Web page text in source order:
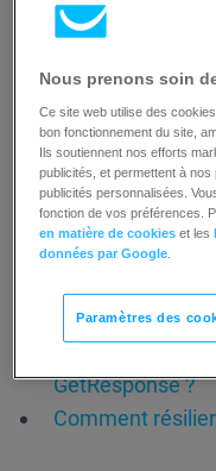
Plans de
Annulation
Si vous décidez
quelque raison que
dessous afin de
prendre.
Comment
GetResponse ?
Comment
Nous prenons soin
Ce site web utilise des
bon fonctionnement du site,
Ils soutiennent nos efforts
publicités, et permettent à
publicités personnalisées.
fonction de vos préférences.
en matière de cookies et les
données par Google
Paramètres des